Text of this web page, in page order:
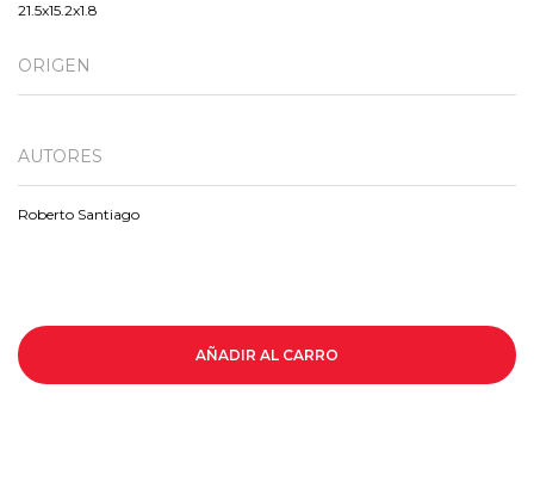
21.5x15.2x1.8
ORIGEN
AUTORES
Roberto Santiago
AÑADIR AL CARRO